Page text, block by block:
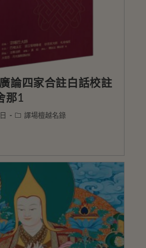
論四家合註白話校註
那1
譯場檀越名錄